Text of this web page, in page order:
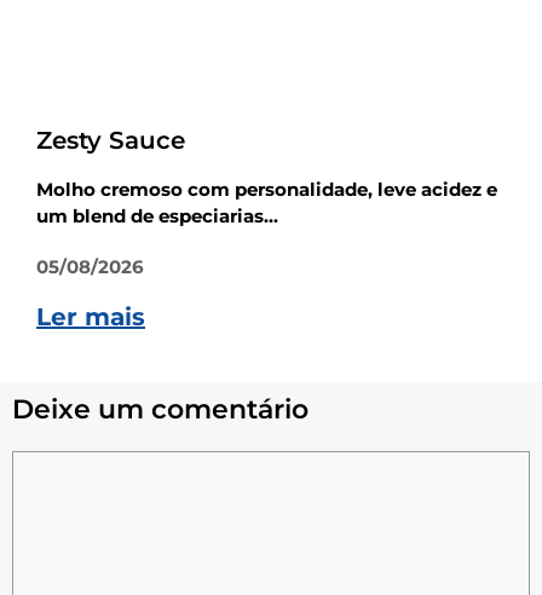
Zesty Sauce
Molho cremoso com personalidade, leve acidez e
um blend de especiarias...
05/08/2026
Ler mais
Deixe um comentário